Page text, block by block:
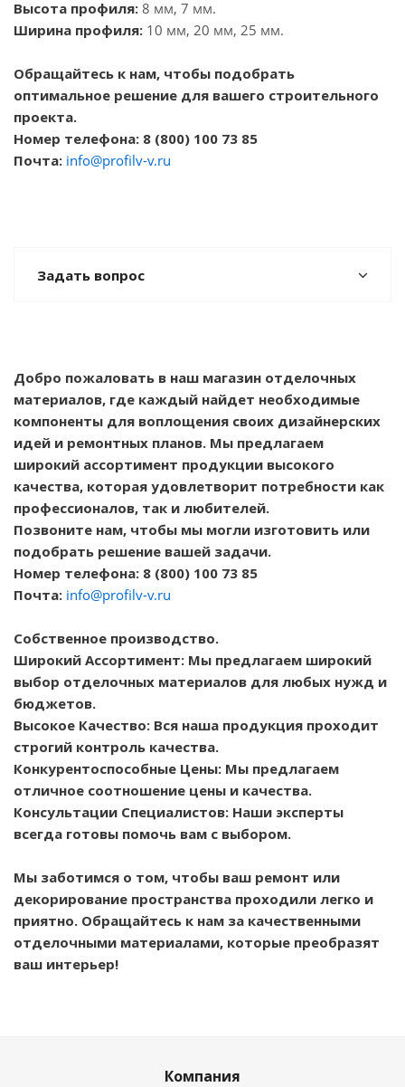
Высота профиля: 8 мм, 7 мм.
Ширина профиля: 10 мм, 20 мм, 25 мм.
Обращайтесь к нам, чтобы подобрать
оптимальное решение для вашего строительного
проекта.
Номер телефона: 8 (800) 100 73 85
Почта: info@profilv-v.ru
Задать вопрос
Добро пожаловать в наш магазин отделочных
материалов, где каждый найдет необходимые
компоненты для воплощения своих дизайнерских
идей и ремонтных планов. Мы предлагаем
широкий ассортимент продукции высокого
качества, которая удовлетворит потребности как
профессионалов, так и любителей.
Позвоните нам, чтобы мы могли изготовить или
подобрать решение вашей задачи.
Номер телефона: 8 (800) 100 73 85
Почта: info@profilv-v.ru
Собственное производство.
Широкий Ассортимент: Мы предлагаем широкий
выбор отделочных материалов для любых нужд и
бюджетов.
Высокое Качество: Вся наша продукция проходит
строгий контроль качества.
Конкурентоспособные Цены: Мы предлагаем
отличное соотношение цены и качества.
Консультации Специалистов: Наши эксперты
всегда готовы помочь вам с выбором.
Мы заботимся о том, чтобы ваш ремонт или
декорирование пространства проходили легко и
приятно. Обращайтесь к нам за качественными
отделочными материалами, которые преобразят
ваш интерьер!
Компания